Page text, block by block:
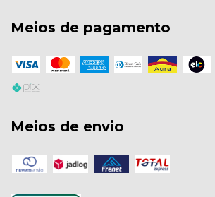
Meios de pagamento
Meios de envio